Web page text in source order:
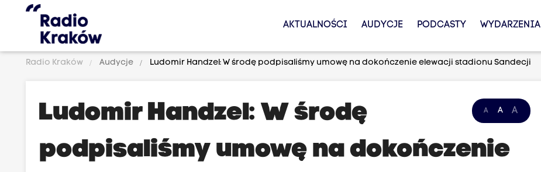
AKTUALNOŚCI AUDYCJE PODCASTY WYDARZENIA
Radio Kraków Audycje Ludomir Handzel: W środę podpisaliśmy umowę na dokończenie elewacji stadionu Sandecji
A A A
Ludomir Handzel: W środę
podpisaliśmy umowę na dokończenie